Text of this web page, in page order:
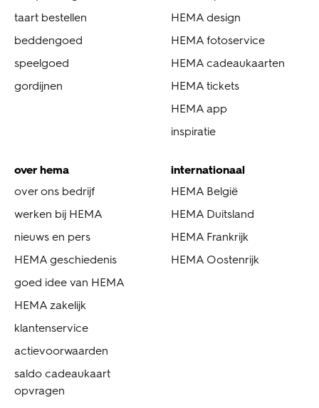
taart bestellen
beddengoed
speelgoed
gordijnen
HEMA design
HEMA fotoservice
HEMA cadeaukaarten
HEMA tickets
HEMA app
inspiratie
over hema
over ons bedrijf
werken bij HEMA
nieuws en pers
HEMA geschiedenis
goed idee van HEMA
HEMA zakelijk
klantenservice
actievoorwaarden
saldo cadeaukaart
opvragen
internationaal
HEMA België
HEMA Duitsland
HEMA Frankrijk
HEMA Oostenrijk